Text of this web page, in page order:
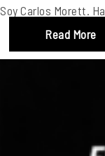
Soy Carlos Morett.
Read More